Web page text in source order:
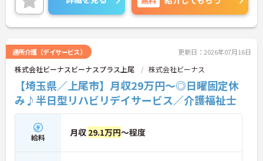
通所介護（デイサービス） 更新日：2026年07月16日
株式会社ビーナスビーナスプラス上尾 株式会社ビーナス
【埼玉県／上尾市】月収29万円～◎日曜固定休
み♪半日型リハビリデイサービス／介護福祉士
給料 月収 29.1万円～程度